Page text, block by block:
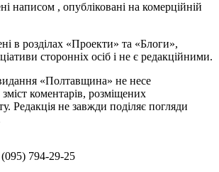
написом , опубліковані на комерційній
в розділах «Проекти» та «Блоги»,
сторонніх осіб і не є редакційними.
«Полтавщина» не несе
зміст коментарів, розміщених
Редакція не завжди поділяє погляди
(095) 794-29-25